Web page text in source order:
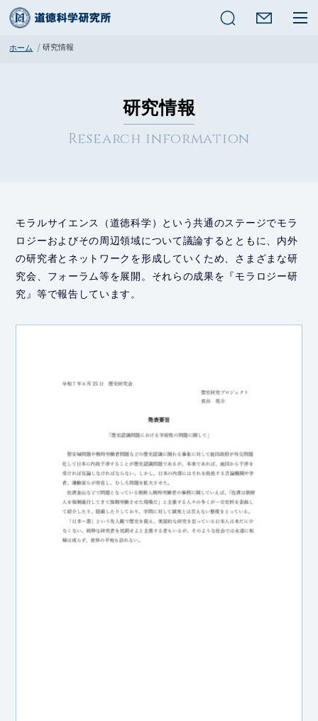
ホーム 研究情報
研究情報
Research information
モラルサイエンス（道徳科学）という共通のステージでモラ
ロジーおよびその周辺領域について議論するとともに、内外
の研究者とネットワークを形成していくため、さまざまな研
究会、フォーラム等を展開。それらの成果を『モラロジー研
究』等で報告しています。